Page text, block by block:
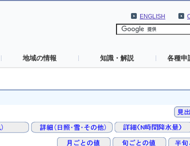
ENGLISH
地域の情報 知識・解説 各種申